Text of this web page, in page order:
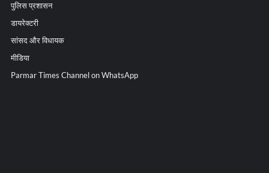
पुलिस प्रशासन
डायरेक्टरी
सांसद और विधायक
मीडिया
Parmar Times Channel on WhatsApp